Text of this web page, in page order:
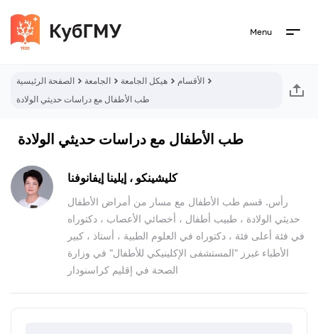
Menu
الصفحة الرئيسية الجامعة هيكل الجامعة
الأقسام
طب الأطفال مع دراسات حديثي الولادة
طب الأطفال مع دراسات حديثي الولادة
كليشينكو ، إيلينا إيفانوفنا
رأس. قسم طب الأطفال مع مسار من أمراض الأطفال
حديثي الولادة ، طبيب أطفال ، أخصائي الأعصاب ، دكتوراه
في فئة أعلى فئة ، دكتوراه في العلوم الطبية ، أستاذ ، كبير
الأطباء غبرز "المستشفى الإكلينيكي للأطفال" في وزارة
الصحة في إقليم كراسنودار